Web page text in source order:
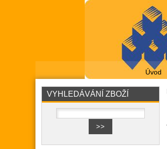
Úvod
VYHLEDÁVÁNÍ ZBOŽÍ